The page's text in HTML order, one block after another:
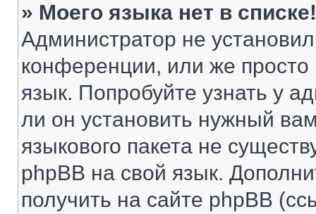
» Моего языка нет в списке!
Администратор не
конференции, или же
язык. Попробуйте узнать у
ли он установить нужный
языкового пакета не
phpBB на свой язык.
получить на сайте phpBB